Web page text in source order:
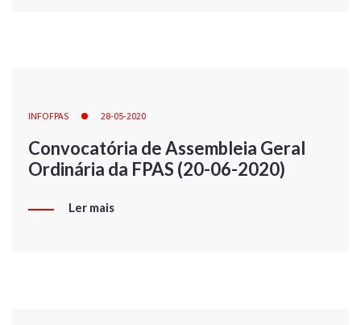
INFOFPAS 28-05-2020
Convocatória de Assembleia Geral
Ordinária da FPAS (20-06-2020)
Ler mais